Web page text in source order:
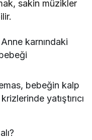
sakin müzikler
karnındaki
bebeğin kalp
yatıştırıcı